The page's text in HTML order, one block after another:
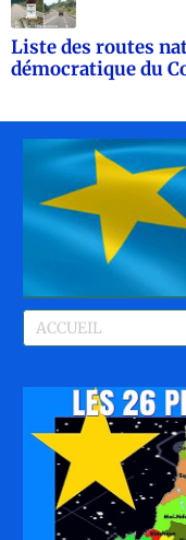
Liste des routes
démocratique du